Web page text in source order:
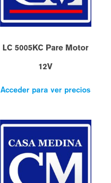
LC 5005KC Pare Motor
12V
Acceder para ver precios